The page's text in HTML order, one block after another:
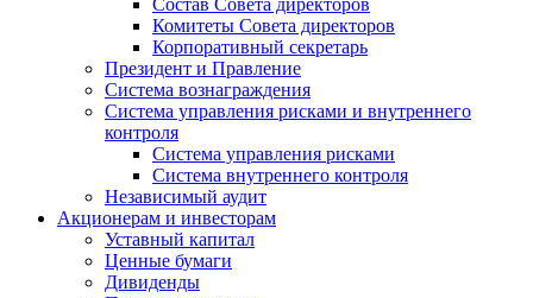
Состав Совета директоров
Комитеты Совета директоров
Корпоративный секретарь
Президент и Правление
Система вознаграждения
Система управления рисками и внутреннего
контроля
Система управления рисками
Система внутреннего контроля
Независимый аудит
Акционерам и инвесторам
Уставный капитал
Ценные бумаги
Дивиденды